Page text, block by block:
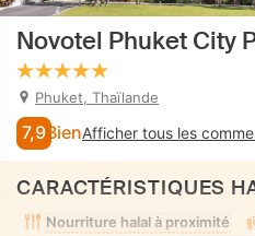
Novotel Phuket City
Phuket, Thaïlande
7,9 BienAfficher tous les
CARACTÉRISTIQUES
Nourriture halal à proximité